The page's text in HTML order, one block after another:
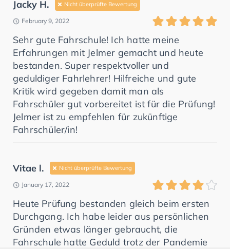
Jacky H. Nicht überprüfte Bewertung
February 9, 2022
Sehr gute Fahrschule! Ich hatte meine
Erfahrungen mit Jelmer gemacht und heute
bestanden. Super respektvoller und
geduldiger Fahrlehrer! Hilfreiche und gute
Kritik wird gegeben damit man als
Fahrschüler gut vorbereitet ist für die Prüfung!
Jelmer ist zu empfehlen für zukünftige
Fahrschüler/in!
Vitae l. Nicht überprüfte Bewertung
January 17, 2022
Heute Prüfung bestanden gleich beim ersten
Durchgang. Ich habe leider aus persönlichen
Gründen etwas länger gebraucht, die
Fahrschule hatte Geduld trotz der Pandemie